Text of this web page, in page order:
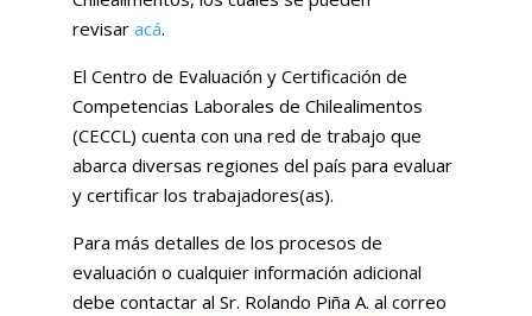
revisar acá.
El Centro de Evaluación y Certificación de
Competencias Laborales de Chilealimentos
(CECCL) cuenta con una red de trabajo que
abarca diversas regiones del país para evaluar
y certificar los trabajadores(as).
Para más detalles de los procesos de
evaluación o cualquier información adicional
debe contactar al Sr. Rolando Piña A. al correo